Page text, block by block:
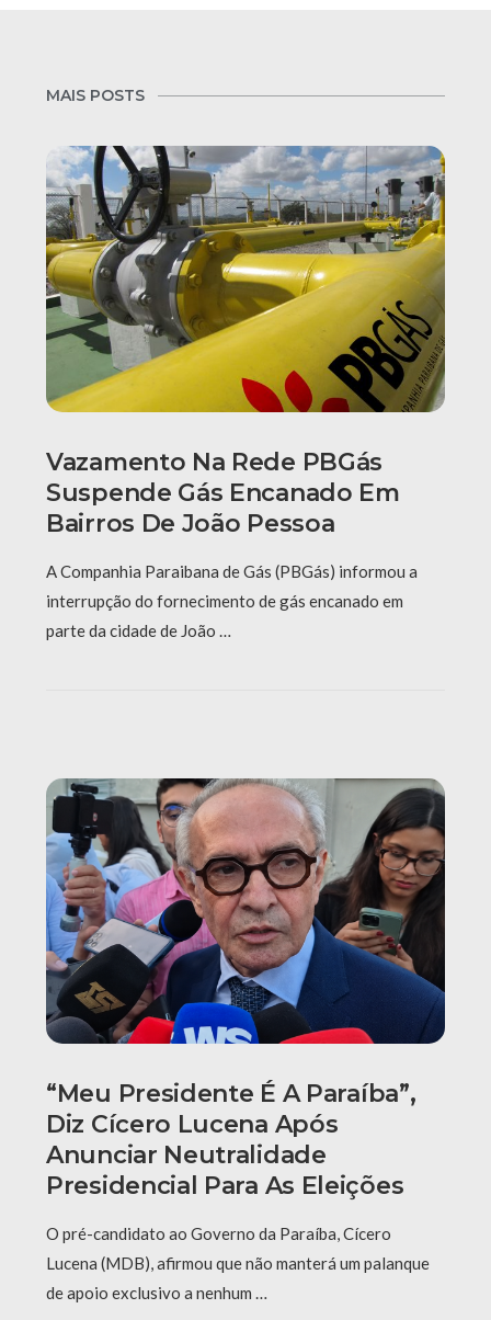
MAIS POSTS
Vazamento Na Rede PBGás
Suspende Gás Encanado Em
Bairros De João Pessoa
A Companhia Paraibana de Gás (PBGás) informou a
interrupção do fornecimento de gás encanado em
parte da cidade de João …
“Meu Presidente É A Paraíba”,
Diz Cícero Lucena Após
Anunciar Neutralidade
Presidencial Para As Eleições
O pré-candidato ao Governo da Paraíba, Cícero
Lucena (MDB), afirmou que não manterá um palanque
de apoio exclusivo a nenhum …